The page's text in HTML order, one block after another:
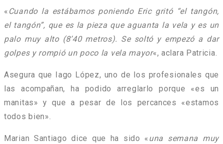
« Cuando la estábamos poniendo Eric gritó “el tangón,
el tangón”, que es la pieza que aguanta la vela y es un
palo muy alto (8’40 metros). Se soltó y empezó a dar
golpes y rompió un poco la vela mayor«, aclara Patricia.
Asegura que Iago López, uno de los profesionales que
las acompañan, ha podido arreglarlo porque «es un
manitas» y que a pesar de los percances «estamos
todos bien».
Marian Santiago dice que ha sido «una semana muy